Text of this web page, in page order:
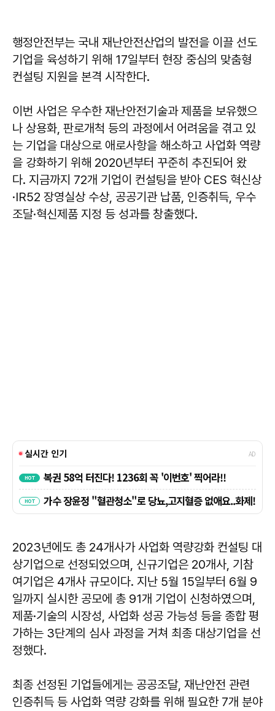
행정안전부는 국내 재난안전산업의 발전을 이끌 선도
기업을 육성하기 위해 17일부터 현장 중심의 맞춤형
컨설팅 지원을 본격 시작한다.
이번 사업은 우수한 재난안전기술과 제품을 보유했으
나 상용화, 판로개척 등의 과정에서 어려움을 겪고 있
는 기업을 대상으로 애로사항을 해소하고 사업화 역량
을 강화하기 위해 2020년부터 꾸준히 추진되어 왔
다. 지금까지 72개 기업이 컨설팅을 받아 CES 혁신상
·IR52 장영실상 수상, 공공기관 납품, 인증취득, 우수
조달·혁신제품 지정 등 성과를 창출했다.
2023년에도 총 24개사가 사업화 역량강화 컨설팅 대
상기업으로 선정되었으며, 신규기업은 20개사, 기참
여기업은 4개사 규모이다. 지난 5월 15일부터 6월 9
일까지 실시한 공모에 총 91개 기업이 신청하였으며,
제품·기술의 시장성, 사업화 성공 가능성 등을 종합 평
가하는 3단계의 심사 과정을 거쳐 최종 대상기업을 선
정했다.
최종 선정된 기업들에게는 공공조달, 재난안전 관련
인증취득 등 사업화 역량 강화를 위해 필요한 7개 분야